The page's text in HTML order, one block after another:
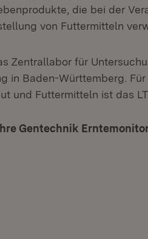
die bei der
von Futtermitteln
Zentrallabor für
in Baden-Württemberg.
und Futtermitteln ist das
Gentechnik